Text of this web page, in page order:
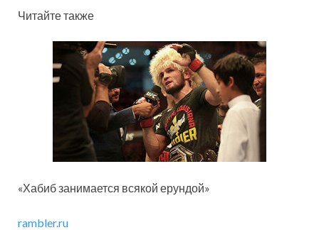
Читайте также
«Хабиб занимается всякой ерундой»
rambler.ru